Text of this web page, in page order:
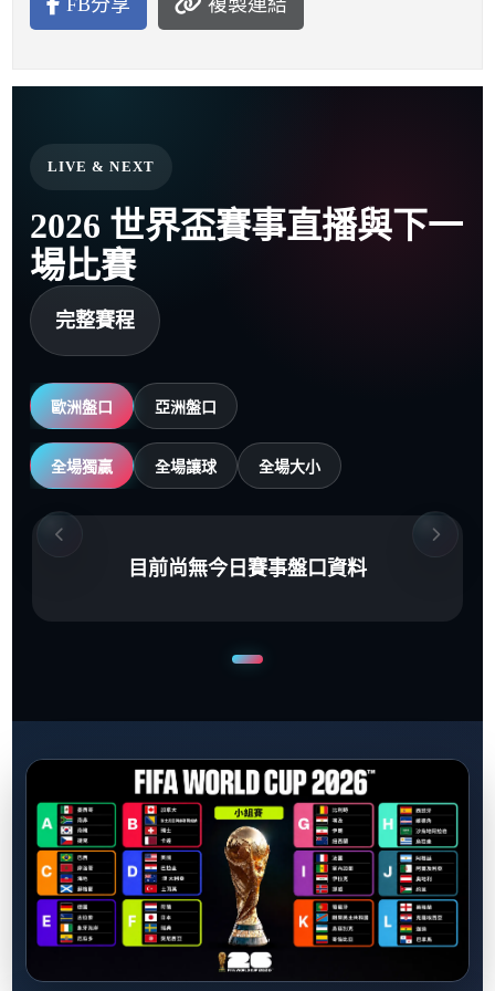
FB分享 複製連結
LIVE & NEXT
2026 世界盃賽事直播與下一
場比賽
完整賽程
歐洲盤口 亞洲盤口
全場獨贏 全場讓球 全場大小
目前尚無今日賽事盤口資料